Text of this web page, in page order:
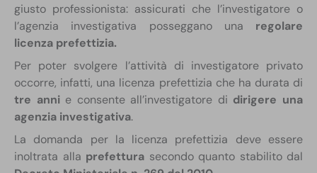
giusto professionista: assicurati che l’investigatore o
l’agenzia investigativa posseggano una regolare
licenza prefettizia.
Per poter svolgere l’attività di investigatore privato
occorre, infatti, una licenza prefettizia che ha durata di
tre annie consente all’investigatore di dirigere una
agenzia investigativa.
La domanda per la licenza prefettizia deve essere
inoltrata alla prefettura secondo quanto stabilito dal